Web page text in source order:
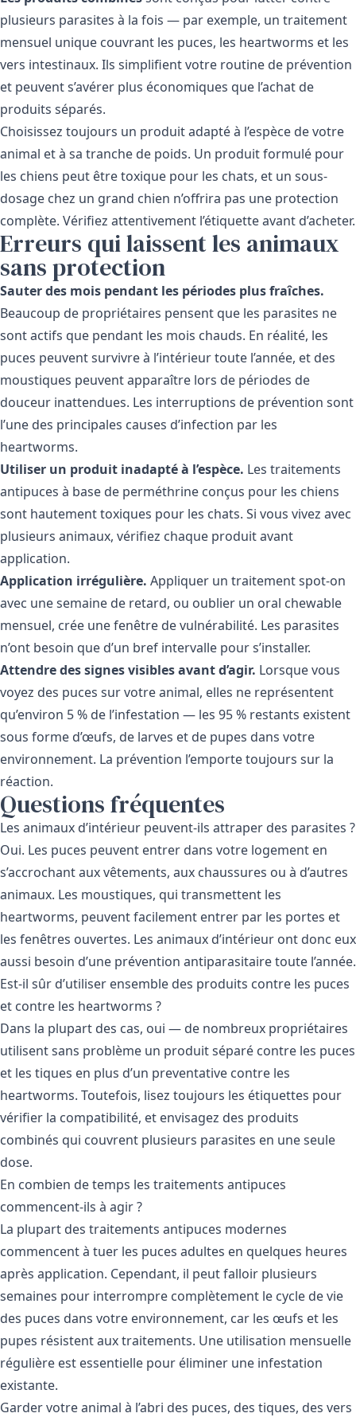
plusieurs parasites à la fois — par exemple, un traitement
mensuel unique couvrant les puces, les heartworms et les
vers intestinaux. Ils simplifient votre routine de prévention
et peuvent s’avérer plus économiques que l’achat de
produits séparés.
Choisissez toujours un produit adapté à l’espèce de votre
animal et à sa tranche de poids. Un produit formulé pour
les chiens peut être toxique pour les chats, et un sous-
dosage chez un grand chien n’offrira pas une protection
complète. Vérifiez attentivement l’étiquette avant d’acheter.
Erreurs qui laissent les animaux
sans protection
Sauter des mois pendant les périodes plus fraîches.
Beaucoup de propriétaires pensent que les parasites ne
sont actifs que pendant les mois chauds. En réalité, les
puces peuvent survivre à l’intérieur toute l’année, et des
moustiques peuvent apparaître lors de périodes de
douceur inattendues. Les interruptions de prévention sont
l’une des principales causes d’infection par les
heartworms.
Utiliser un produit inadapté à l’espèce. Les traitements
antipuces à base de perméthrine conçus pour les chiens
sont hautement toxiques pour les chats. Si vous vivez avec
plusieurs animaux, vérifiez chaque produit avant
application.
Application irrégulière. Appliquer un traitement spot-on
avec une semaine de retard, ou oublier un oral chewable
mensuel, crée une fenêtre de vulnérabilité. Les parasites
n’ont besoin que d’un bref intervalle pour s’installer.
Attendre des signes visibles avant d’agir. Lorsque vous
voyez des puces sur votre animal, elles ne représentent
qu’environ 5 % de l’infestation — les 95 % restants existent
sous forme d’œufs, de larves et de pupes dans votre
environnement. La prévention l’emporte toujours sur la
réaction.
Questions fréquentes
Les animaux d’intérieur peuvent-ils attraper des parasites ?
Oui. Les puces peuvent entrer dans votre logement en
s’accrochant aux vêtements, aux chaussures ou à d’autres
animaux. Les moustiques, qui transmettent les
heartworms, peuvent facilement entrer par les portes et
les fenêtres ouvertes. Les animaux d’intérieur ont donc eux
aussi besoin d’une prévention antiparasitaire toute l’année.
Est-il sûr d’utiliser ensemble des produits contre les puces
et contre les heartworms ?
Dans la plupart des cas, oui — de nombreux propriétaires
utilisent sans problème un produit séparé contre les puces
et les tiques en plus d’un preventative contre les
heartworms. Toutefois, lisez toujours les étiquettes pour
vérifier la compatibilité, et envisagez des produits
combinés qui couvrent plusieurs parasites en une seule
dose.
En combien de temps les traitements antipuces
commencent-ils à agir ?
La plupart des traitements antipuces modernes
commencent à tuer les puces adultes en quelques heures
après application. Cependant, il peut falloir plusieurs
semaines pour interrompre complètement le cycle de vie
des puces dans votre environnement, car les œufs et les
pupes résistent aux traitements. Une utilisation mensuelle
régulière est essentielle pour éliminer une infestation
existante.
Garder votre animal à l’abri des puces, des tiques, des vers